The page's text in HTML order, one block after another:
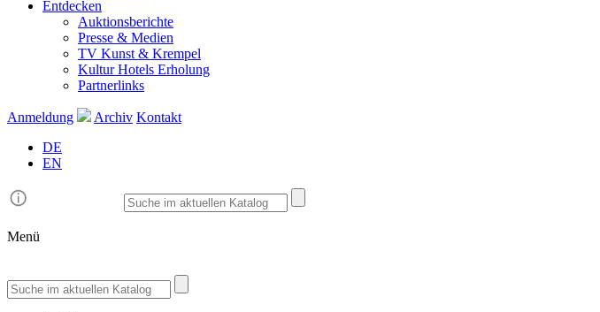
Entdecken
Auktionsberichte
Presse & Medien
TV Kunst & Krempel
Kultur Hotels Erholung
Partnerlinks
Anmeldung Archiv Kontakt
DE
EN
Menü